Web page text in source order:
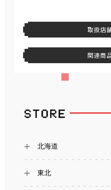
取扱店
関連商
北海道
東北